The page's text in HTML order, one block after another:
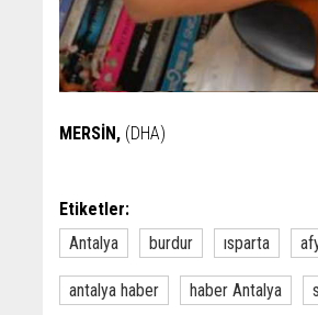
MERSİN, (DHA)
Etiketler:
Antalya
burdur ısparta
antalya haber haber Antalya